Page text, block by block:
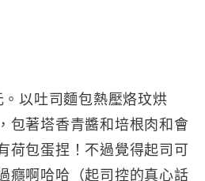
以吐司麵包熱壓烙玟烘
包著塔香青醬和培根肉和會
荷包蛋捏！不過覺得起司可
癮啊哈哈（起司控的真心話